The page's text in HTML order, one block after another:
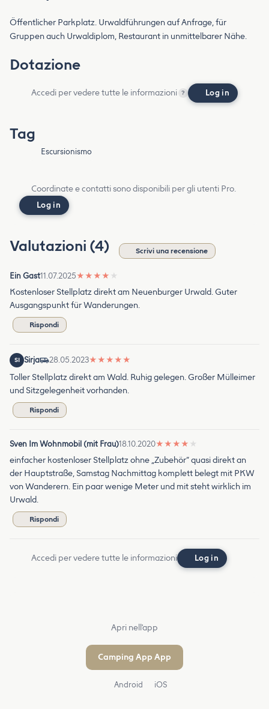
Öffentlicher Parkplatz. Urwaldführungen auf Anfrage, für
Gruppen auch Urwaldiplom, Restaurant in unmittelbarer Nähe.
Dotazione
Accedi per vedere tutte le informazioni ? Log in
Tag
Escursionismo
Coordinate e contatti sono disponibili per gli utenti Pro.
Log in
Valutazioni (4) Scrivi una recensione
Ein Gast11.07.2025★ ★ ★ ★ ★
Kostenloser Stellplatz direkt am Neuenburger Urwald. Guter
Ausgangspunkt für Wanderungen.
Rispondi
SI Sirja 28.05.2023★ ★ ★ ★ ★
Toller Stellplatz direkt am Wald. Ruhig gelegen. Großer Mülleimer
und Sitzgelegenheit vorhanden.
Rispondi
Sven Im Wohnmobil (mit Frau)18.10.2020★ ★ ★ ★ ★
einfacher kostenloser Stellplatz ohne „Zubehör“ quasi direkt an
der Hauptstraße, Samstag Nachmittag komplett belegt mit PKW
von Wanderern. Ein paar wenige Meter und mit steht wirklich im
Urwald.
Rispondi
Accedi per vedere tutte le informazioni Log in
Apri nell'app
Camping App App
Android iOS